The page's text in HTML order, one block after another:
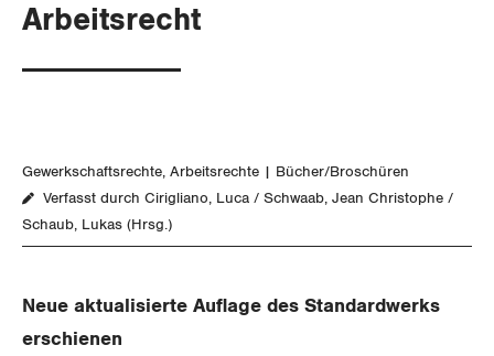
Arbeitsrechte
Arbeitssicherheit und Gesundheitsschutz
Arbeitsrecht
Gewerkschaftsrechte Arbeitsrechte
Bücher/Broschüren
Verfasst durch Cirigliano, Luca / Schwaab, Jean Christophe /
Schaub, Lukas (Hrsg.)
Neue aktualisierte Auflage des Standardwerks
erschienen